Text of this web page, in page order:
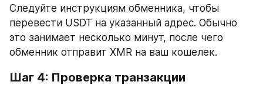
Следуйте инструкциям обменника, чтобы
перевести USDT на указанный адрес. Обычно
это занимает несколько минут, после чего
обменник отправит XMR на ваш кошелек.
Шаг 4: Проверка транзакции